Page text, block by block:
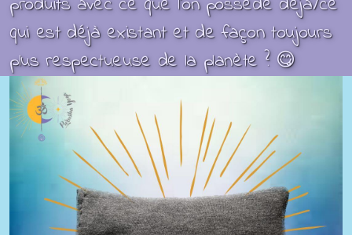
qui est déjà existant et de façon toujours
plus respectueuse de la planète ? 😋